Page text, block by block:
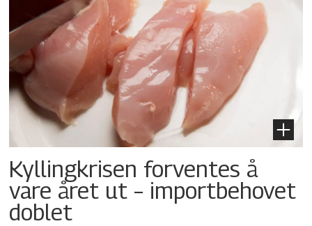
Kyllingkrisen forventes å
vare året ut – importbehovet
doblet